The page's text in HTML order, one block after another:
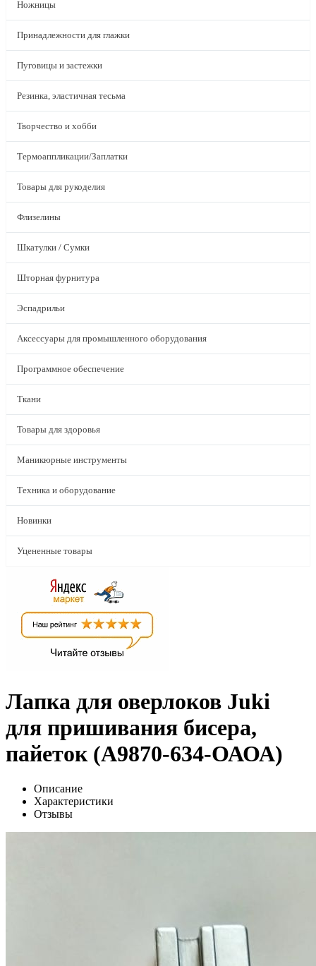
Ножницы
Принадлежности для глажки
Пуговицы и застежки
Резинка, эластичная тесьма
Творчество и хобби
Термоаппликации/Заплатки
Товары для рукоделия
Флизелины
Шкатулки / Сумки
Шторная фурнитура
Эспадрильи
Аксессуары для промышленного оборудования
Программное обеспечение
Ткани
Товары для здоровья
Маникюрные инструменты
Техника и оборудование
Новинки
Уцененные товары
Лапка для оверлоков Juki
для пришивания бисера,
пайеток (А9870-634-ОАОА)
Описание
Характеристики
Отзывы